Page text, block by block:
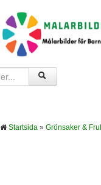
Startsida » Grönsaker &